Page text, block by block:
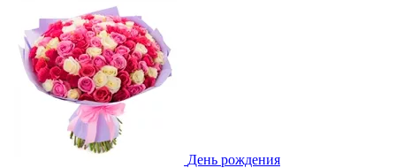
День рождения